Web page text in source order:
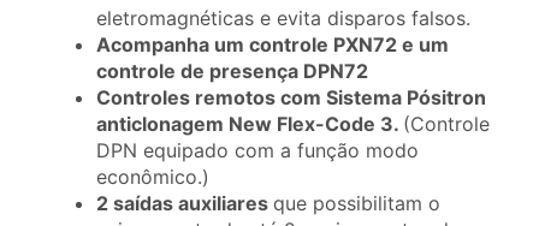
eletromagnéticas e evita disparos falsos.
Acompanha um controle PXN72 e um
controle de presença DPN72
Controles remotos com Sistema Pósitron
anticlonagem New Flex-Code 3. (Controle
DPN equipado com a função modo
econômico.)
2 saídas auxiliares que possibilitam o